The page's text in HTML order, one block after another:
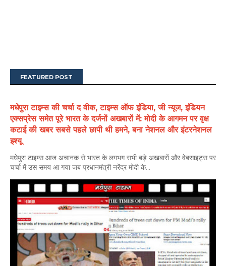
FEATURED POST
मधेपुरा टाइम्स की चर्चा द वीक, टाइम्स ऑफ इंडिया, जी न्यूज, इंडियन
एक्सप्रेस समेत पूरे भारत के दर्जनों अखबारों में: मोदी के आगमन पर वृक्ष
कटाई की खबर सबसे पहले छापी थी हमने, बना नेशनल और इंटरनेशनल
इश्यू
मधेपुरा टाइम्स आज अचानक से भारत के लगभग सभी बड़े अखबारों और वेबसाइट्स पर
चर्चा में उस समय आ गया जब प्रधानमंत्री नरेंद्र मोदी के...